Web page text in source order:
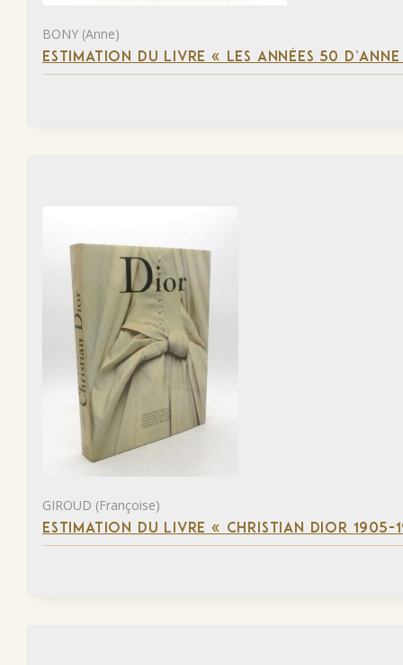
BONY (Anne)
ESTIMATION DU LIVRE « LES ANNÉES 50
GIROUD (Françoise)
ESTIMATION DU LIVRE « CHRISTIAN DIOR 1905-